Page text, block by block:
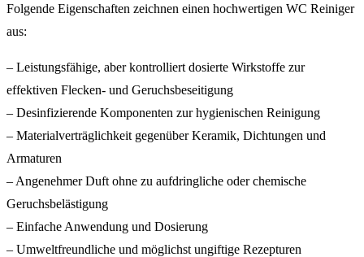
Folgende Eigenschaften zeichnen einen hochwertigen WC Reiniger
aus:
– Leistungsfähige, aber kontrolliert dosierte Wirkstoffe zur
effektiven Flecken- und Geruchsbeseitigung
– Desinfizierende Komponenten zur hygienischen Reinigung
– Materialverträglichkeit gegenüber Keramik, Dichtungen und
Armaturen
– Angenehmer Duft ohne zu aufdringliche oder chemische
Geruchsbelästigung
– Einfache Anwendung und Dosierung
– Umweltfreundliche und möglichst ungiftige Rezepturen